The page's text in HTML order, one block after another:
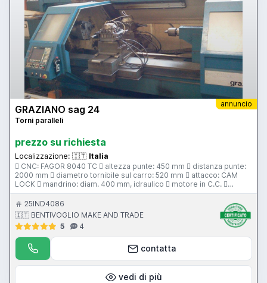
annuncio
GRAZIANO sag 24
Torni paralleli
prezzo su richiesta
Localizzazione: 🇮🇹 Italia
 CNC: FAGOR 8040 TC  altezza punte: 450 mm  distanza punte:
2000 mm  diametro tornibile sul carro: 520 mm  attacco: CAM
LOCK  mandrino: diam. 400 mm, idraulico  motore in C.C. 
torretta: nr. 2 autom. BARUFFLDI  contropunta  evacuatore trucioli
 protezione antinfortunistica  note: recentemente revisionato
25IND4086
🇮🇹 BENTIVOGLIO MAKE AND TRADE
5
4
contatta
vedi di più